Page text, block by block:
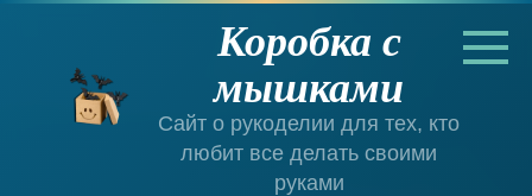
Перейти
Коробка с
мышками
Сайт о рукоделии для тех, кто
любит все делать своими
руками